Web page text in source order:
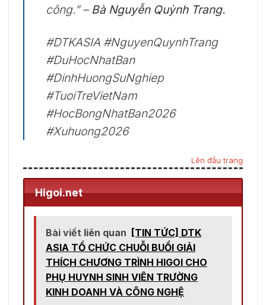
công.” – Bà Nguyễn Quỳnh Trang.
#DTKASIA #NguyenQuynhTrang
#DuHocNhatBan
#DinhHuongSuNghiep
#TuoiTreVietNam
#HocBongNhatBan2026
#Xuhuong2026
Lên đầu trang
Higoi.net
Bài viết liên quan [TIN TỨC] DTK
ASIA TỔ CHỨC CHUỖI BUỔI GIẢI
THÍCH CHƯƠNG TRÌNH HIGOI CHO
PHỤ HUYNH SINH VIÊN TRƯỜNG
KINH DOANH VÀ CÔNG NGHỆ